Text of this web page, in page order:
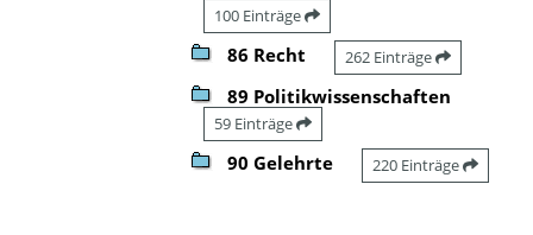
100 Einträge
86 Recht 262 Einträge
89 Politikwissenschaften
59 Einträge
90 Gelehrte 220 Einträge